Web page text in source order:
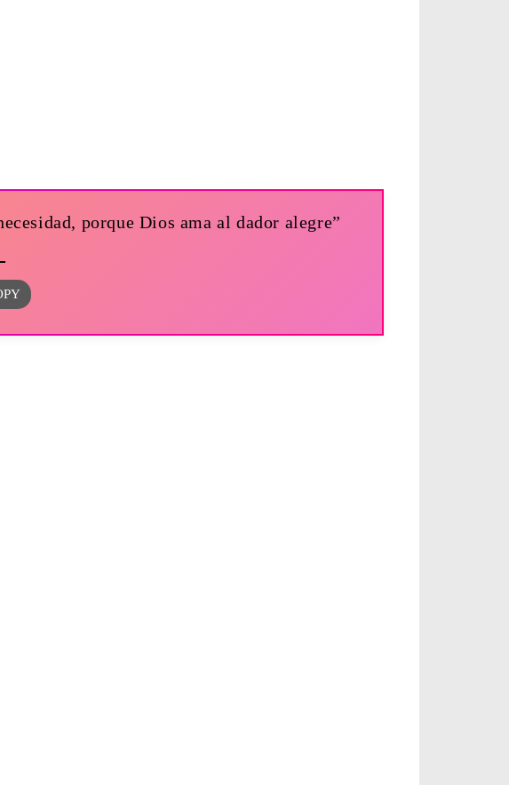
porque Dios ama al dador alegre”